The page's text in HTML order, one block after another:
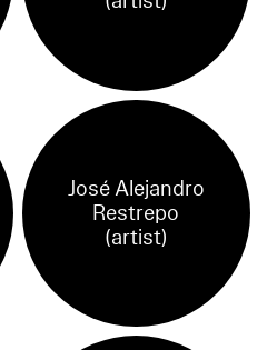
José Alejandro
Restrepo
(artist)